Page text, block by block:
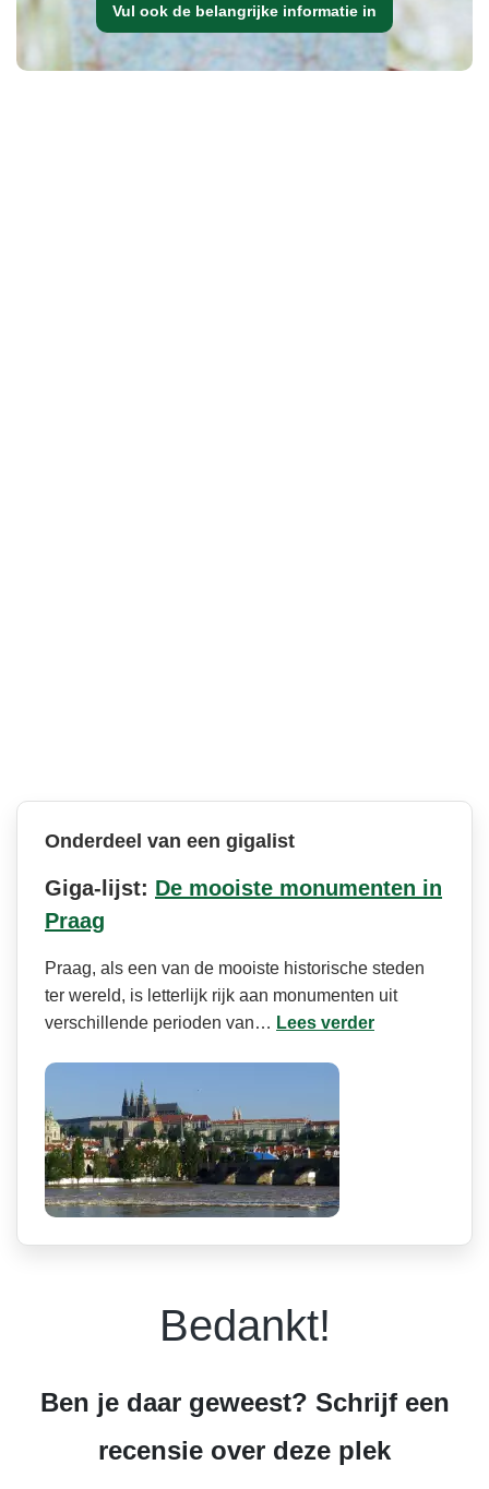
Vul ook de belangrijke informatie in
Onderdeel van een gigalist
Giga-lijst: De mooiste monumenten in
Praag
Praag, als een van de mooiste historische steden
ter wereld, is letterlijk rijk aan monumenten uit
verschillende perioden van… Lees verder
Bedankt!
Ben je daar geweest? Schrijf een
recensie over deze plek